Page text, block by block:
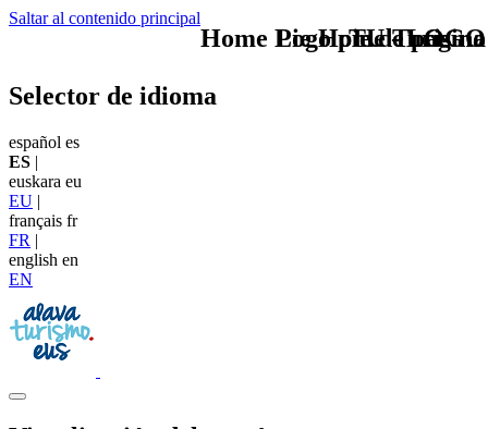
Saltar al contenido principal
TU - LOGO
Selector de idioma
español es
ES |
euskara eu
EU |
français fr
FR |
english en
EN
Home Logo pie de página
Pie Home Turismo